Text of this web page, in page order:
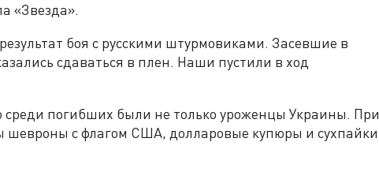
«Звезда».
боя с русскими штурмовиками. Засевшие в
сдаваться в плен. Наши пустили в ход
среди погибших были не только уроженцы Украины. При
шевроны с флагом США, долларовые купюры и